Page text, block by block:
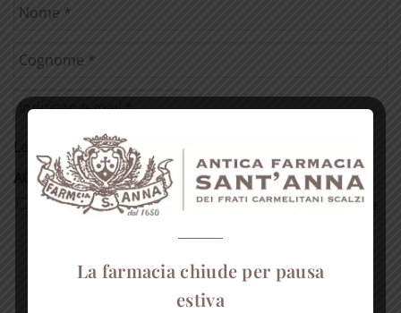
Leggi la Tutela della Privacy
ACCETTAZIONE PRIVACY
Do il consenso al trattamento dei miei dati in base
Newsletter con informazioni e proposte
commerciali dalla Farmacia S. Anna. *
La farmacia chiude per pausa
estiva